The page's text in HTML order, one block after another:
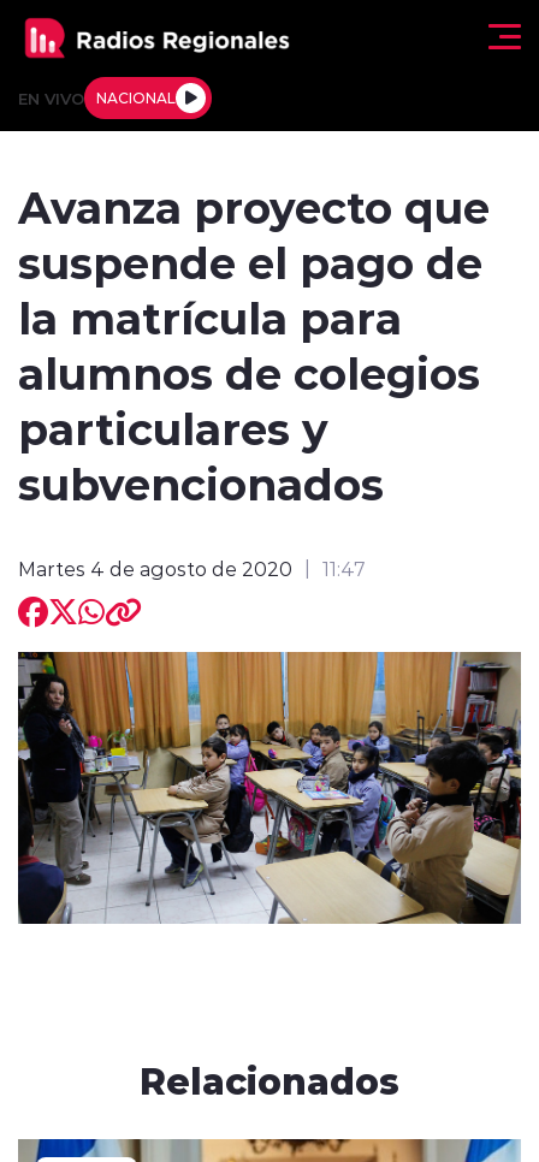
EN VIVO NACIONAL
Tendencias
Internacional
Regiones al Aire
modo claro
Avanza proyecto que
suspende el pago de
la matrícula para
alumnos de colegios
particulares y
subvencionados
Martes 4 de agosto de 2020 11:47
Relacionados